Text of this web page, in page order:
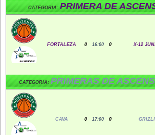
CATEGORIA: PRIMERA DE
FORTALEZA 0 16:00 0 X-12
CATEGORIA:PRIMERAS DE
CAVA 0 17:00 0